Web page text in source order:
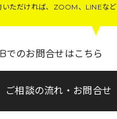
でのお問合せはこちら
いただければ、ZOOM、LINEなど
ご相談の流れ・お問合せ